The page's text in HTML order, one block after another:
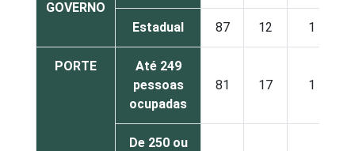
GOVERNO
Estadual 87 12 1
PORTE
Até 249
pessoas
ocupadas
81 17 1
De 250 ou